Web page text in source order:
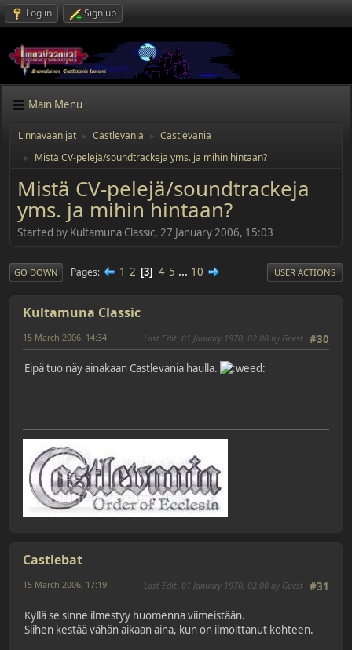
Log in Sign up
Main Menu
Linnavaanijat Castlevania Castlevania
► Mistä CV-pelejä/soundtrackeja yms. ja mihin hintaan?
Mistä CV-pelejä/soundtrackeja
yms. ja mihin hintaan?
Started by Kultamuna Classic, 27 January 2006, 15:03
GO DOWN Pages 1 2 3 4 5 ... 10 USER ACTIONS
Kultamuna Classic
#30
15 March 2006, 14:34 Last Edit: 01 January 1970, 02:00 by Guest
Eipä tuo näy ainakaan Castlevania haulla.
Castlebat
#31
15 March 2006, 17:19 Last Edit: 01 January 1970, 02:00 by Guest
Kyllä se sinne ilmestyy huomenna viimeistään.
Siihen kestää vähän aikaan aina, kun on ilmoittanut kohteen.